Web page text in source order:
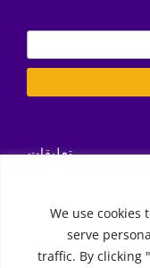
We use cookies
serve
traffic. By clicking
تعليقات